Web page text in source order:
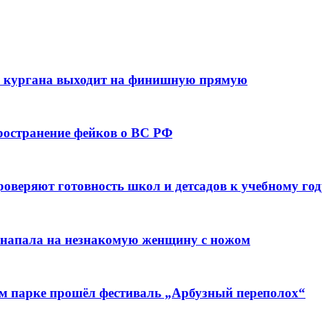
кургана выходит на финишную прямую
фейков о ВС РФ
готовность школ и детсадов к учебному
на незнакомую женщину с ножом
прошёл фестиваль „Арбузный переполох“